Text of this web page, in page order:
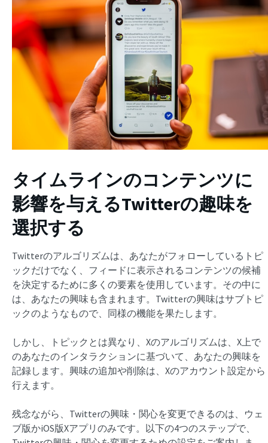
タイムラインのコンテンツに
影響を与えるTwitterの趣味を
選択する
Twitterのアルゴリズムは、あなたがフォローしているトピ
ックだけでなく、フィードに表示されるコンテンツの候補
を決定するために多くの要素を使用しています。その中に
は、あなたの興味も含まれます。Twitterの興味はサブトピ
ックのようなもので、同様の機能を果たします。
しかし、トピックとは異なり、Xのアルゴリズムは、X上で
のあなたのインタラクションに基づいて、あなたの興味を
記録します。興味の追加や削除は、Xのアカウント設定から
行えます。
残念ながら、Twitterの興味・関心を変更できるのは、ウェ
ブ版かiOS版Xアプリのみです。以下の4つのステップで、